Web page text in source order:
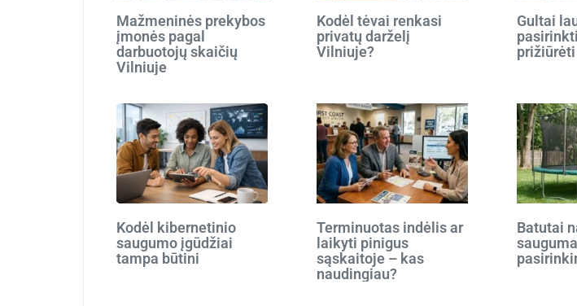
Mažmeninės prekybos
įmonės pagal
darbuotojų skaičių
Vilniuje
Kodėl tėvai renkasi
privatų darželį
Vilniuje?
Gultai
prižiūrėti
Kodėl kibernetinio
saugumo įgūdžiai
tampa būtini
Terminuotas indėlis ar
laikyti pinigus
sąskaitoje – kas
naudingiau?
Batutai